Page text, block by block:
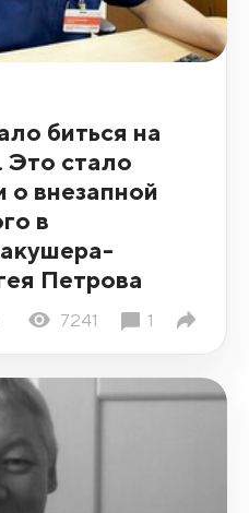
биться на
Это стало
о внезапной
в
Петрова
7241 1